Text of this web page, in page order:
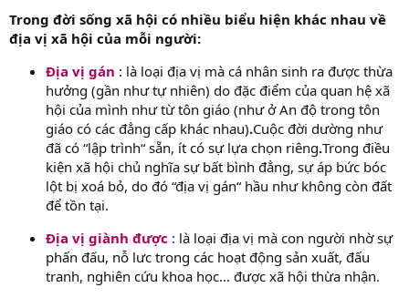
Trong đời sống xã hội có nhiều biểu hiện khác nhau về
địa vị xã hội của mỗi người:
Địa vị gán : là loại địa vị mà cá nhân sinh ra được thừa
hưởng (gần như tự nhiên) do đặc điểm của quan hệ xã
hội của mình như từ tôn giáo (như ở An độ trong tôn
giáo có các đẳng cấp khác nhau).Cuộc đời dường như
đã có “lập trình“ sẵn, ít có sự lựa chọn riêng.Trong điều
kiện xã hội chủ nghĩa sự bất bình đẳng, sự áp bức bóc
lột bị xoá bỏ, do đó “địa vị gán“ hầu như không còn đất
để tồn tại.
Địa vị giành được : là loại địa vị mà con người nhờ sự
phấn đấu, nỗ lưc trong các hoạt động sản xuất, đấu
tranh, nghiên cứu khoa học... được xã hội thừa nhận.